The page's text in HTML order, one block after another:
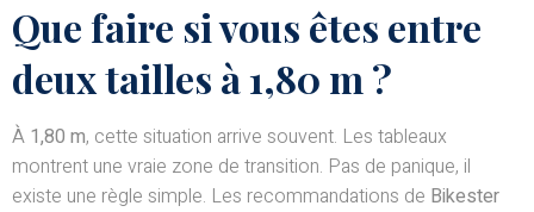
Que faire si vous êtes entre
deux tailles à 1,80 m ?
À 1,80 m, cette situation arrive souvent. Les tableaux
montrent une vraie zone de transition. Pas de panique, il
existe une règle simple. Les recommandations de Bikester